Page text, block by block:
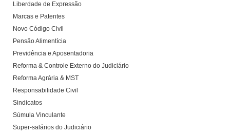
Liberdade de Expressão
Marcas e Patentes
Novo Código Civil
Pensão Alimentícia
Previdência e Aposentadoria
Reforma & Controle Externo do Judiciário
Reforma Agrária & MST
Responsabilidade Civil
Sindicatos
Súmula Vinculante
Super-salários do Judiciário